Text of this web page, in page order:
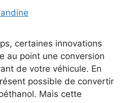
certaines innovations
au point une conversion
de votre véhicule. En
possible de convertir
Mais cette